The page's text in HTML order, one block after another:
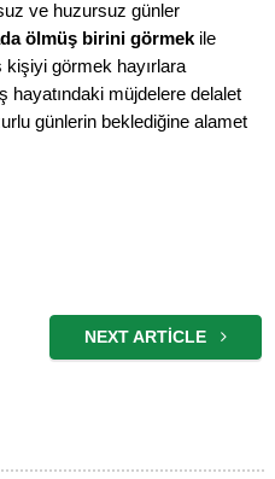
ve huzursuz günler
ölmüş birini görmek ile
görmek hayırlara
hayatındaki müjdelere delalet
günlerin beklediğine alamet
NEXT ARTICLE